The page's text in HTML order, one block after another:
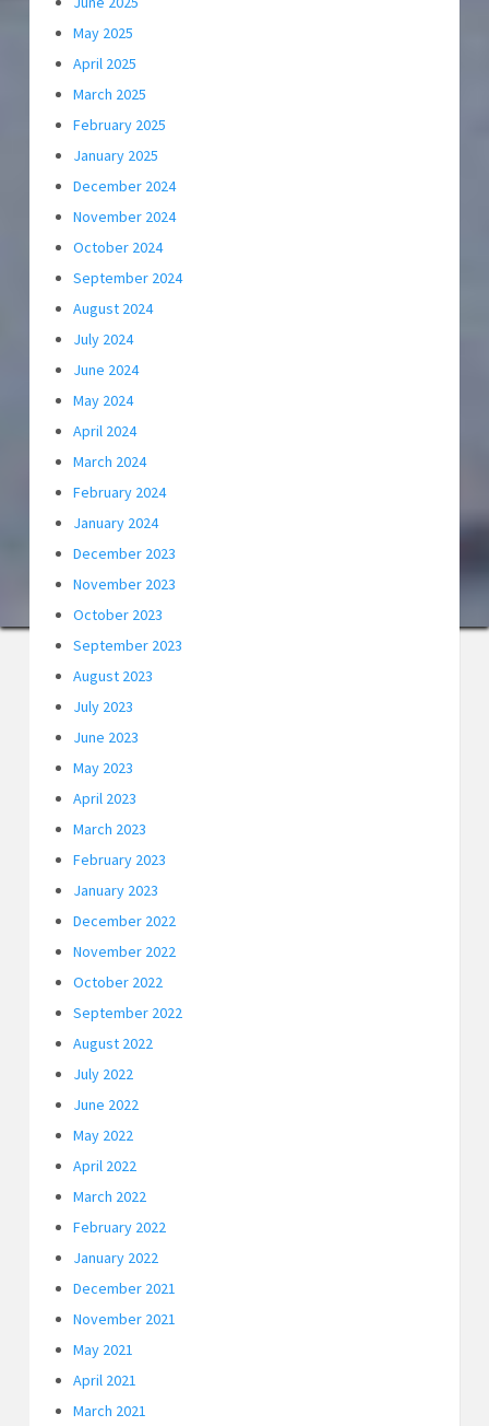
May 2025
April 2025
March 2025
February 2025
January 2025
December 2024
November 2024
October 2024
September 2024
August 2024
July 2024
June 2024
May 2024
April 2024
March 2024
February 2024
January 2024
December 2023
November 2023
October 2023
September 2023
August 2023
July 2023
June 2023
May 2023
April 2023
March 2023
February 2023
January 2023
December 2022
November 2022
October 2022
September 2022
August 2022
July 2022
June 2022
May 2022
April 2022
March 2022
February 2022
January 2022
December 2021
November 2021
May 2021
April 2021
March 2021